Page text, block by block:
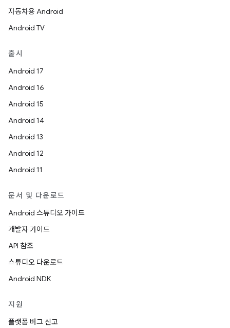
자동차용 Android
Android TV
출시
Android 17
Android 16
Android 15
Android 14
Android 13
Android 12
Android 11
문서 및 다운로드
Android 스튜디오 가이드
개발자 가이드
API 참조
스튜디오 다운로드
Android NDK
지원
플랫폼 버그 신고